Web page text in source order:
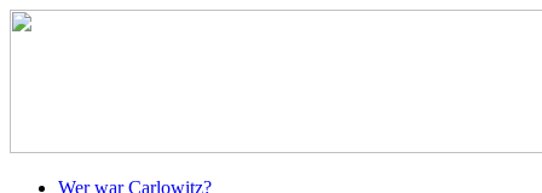
Wer war Carlowitz?